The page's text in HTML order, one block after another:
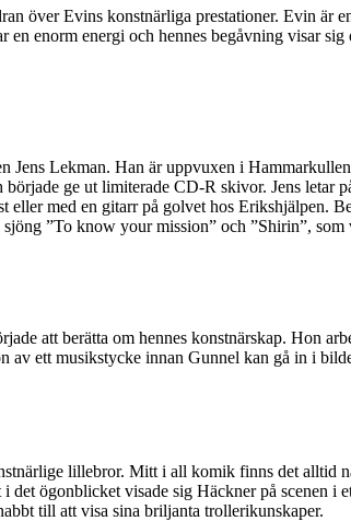
över Evins konstnärliga prestationer. Evin är
enorm energi och hennes begåvning visar
Lekman. Han är uppvuxen i
ge ut limiterade CD-R skivor. Jens letar
eller med en gitarr på golvet hos Erikshjälpen.
”To know your mission” och ”Shirin”,
att berätta om hennes konstnärskap. Hon
av ett musikstycke innan Gunnel kan gå in i
lillebror. Mitt i all komik finns det alltid
ögonblicket visade sig Häckner på scenen i
till att visa sina briljanta trollerikunskaper.